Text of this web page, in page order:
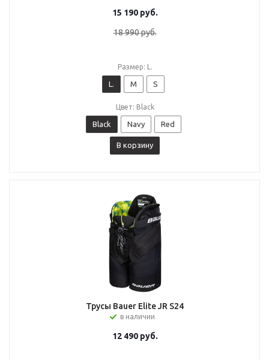
15 190руб.
18 990руб.
Размер: L.
L. M S
Цвет: Black
Black Navy Red
В корзину
Трусы Bauer Elite JR S24
в наличии
12 490руб.